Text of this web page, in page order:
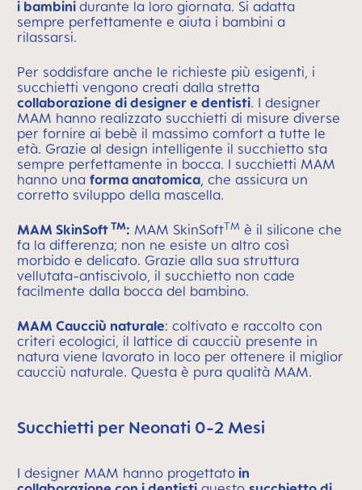
i bambini durante la loro giornata. Si adatta
sempre perfettamente e aiuta i bambini a
rilassarsi.
Per soddisfare anche le richieste più esigenti, i
succhietti vengono creati dalla stretta
collaborazione di designer e dentisti. I designer
MAM hanno realizzato succhietti di misure diverse
per fornire ai bebè il massimo comfort a tutte le
età. Grazie al design intelligente il succhietto sta
sempre perfettamente in bocca. I succhietti MAM
hanno una forma anatomica, che assicura un
corretto sviluppo della mascella.
MAM SkinSoft TM: MAM SkinSoftTM è il silicone che
fa la differenza; non ne esiste un altro così
morbido e delicato. Grazie alla sua struttura
vellutata-antiscivolo, il succhietto non cade
facilmente dalla bocca del bambino.
MAM Caucciù naturale: coltivato e raccolto con
criteri ecologici, il lattice di caucciù presente in
natura viene lavorato in loco per ottenere il miglior
caucciù naturale. Questa è pura qualità MAM.
Succhietti per Neonati 0-2 Mesi
I designer MAM hanno progettato in